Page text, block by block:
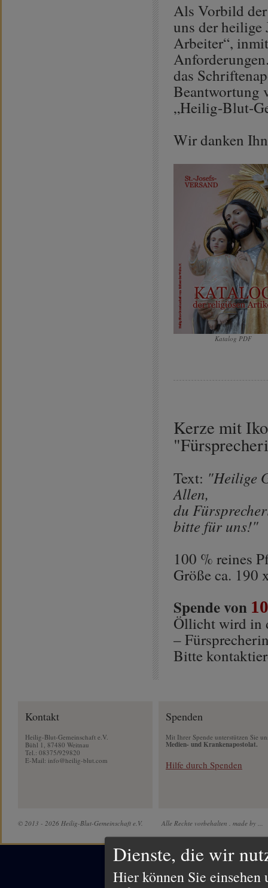
Als Vorbild
uns der heilige
Arbeiter“,
das
Beantwortung
„Heilig-Blut-
Wir danken
Katalog PDF
Kerze mit
Text: "Heilige
Allen,
du
bitte für uns!"
100 % reines
Größe ca. 190
Spende von
Öllicht wird in
–
Bitte
Kontakt
Heilig-Blut-Gemeinschaft e.V.
Bühl 1, 87480 Weitnau
Tel.: 08375/929820
E-Mail: info@heilig-blut.com
Spenden
Mit Ihrer Spende unterstützen Sie
Medien- und Krankenapostolat.
Hilfe durch Spenden
© 2013 - 2026 Heilig-Blut-Gemeinschaft e.V. Alle Rechte vorbehalten . made by ...
Dienste, die wir
Hier können Sie einsehen